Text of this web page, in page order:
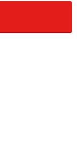
気持ちに応えま